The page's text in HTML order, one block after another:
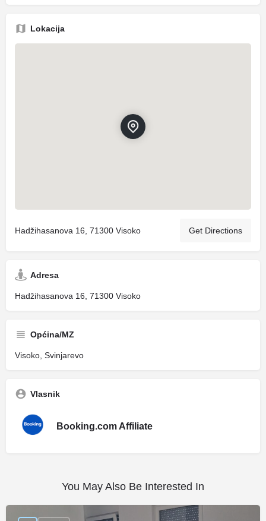
Lokacija
Hadžihasanova 16, 71300 Visoko Get Directions
Adresa
Hadžihasanova 16, 71300 Visoko
Općina/MZ
Visoko, Svinjarevo
Vlasnik
Booking.com Affiliate
You May Also Be Interested In